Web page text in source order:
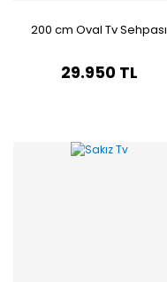
200 cm Oval Tv Sehpası
29.950 TL